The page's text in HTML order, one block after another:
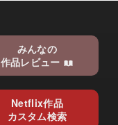
みんなの
作品レビュー
Netflix作品
カスタム検索